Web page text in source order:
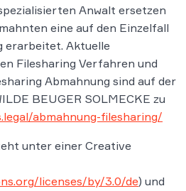
Anwalt ersetzen
eine auf den Einzelfall
erarbeitet. Aktuelle
Filesharing Verfahren und
Abmahnung sind auf der
BEUGER SOLMECKE zu
abmahnung-filesharing/
unter einer Creative
licenses/by/3.0/de) und